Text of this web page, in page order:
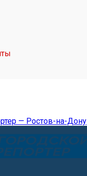
— Ростов-на-Дону